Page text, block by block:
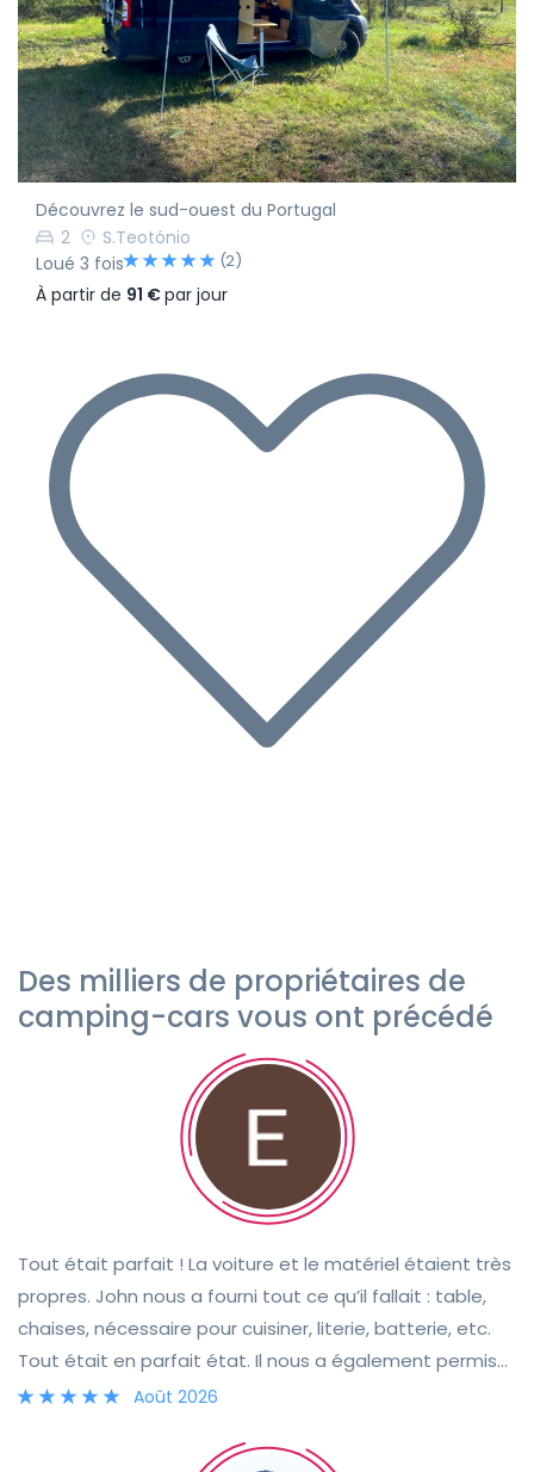
Découvrez le sud-ouest du Portugal
2
S.Teotónio
Loué 3 fois
(2)
À partir de 91 €par jour
Des milliers de propriétaires de
camping-cars vous ont précédé
Tout était parfait ! La voiture et le matériel étaient très
propres. John nous a fourni tout ce qu’il fallait : table,
chaises, nécessaire pour cuisiner, literie, batterie, etc.
Tout était en parfait état. Il nous a également permis
de récupérer la voiture avant l’heure prévue le premier
Août 2026